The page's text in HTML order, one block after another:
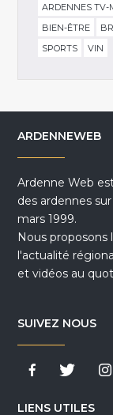
ARDENNES TV-
BIEN-ÊTRE
SPORTS
VIN
ARDENNEWEB
Ardenne Web
des ardennes
mars 1999.
Nous proposons
l'actualité
et vidéos au
SUIVEZ NOUS
LIENS UTILES